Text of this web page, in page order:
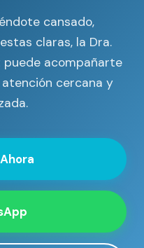
cansado,
claras, la Dra.
puede acompañarte
cercana y